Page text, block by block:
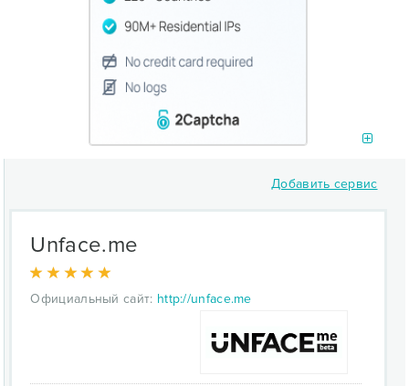
Добавить сервис
Unface.me
Официальный сайт: http://unface.me